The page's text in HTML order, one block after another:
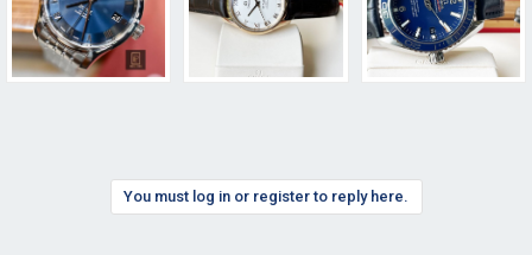
You must log in or register to reply here.